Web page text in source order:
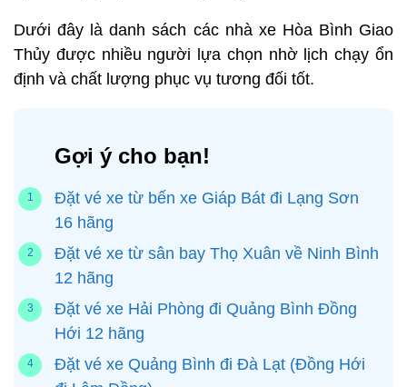
Dưới đây là danh sách các nhà xe Hòa Bình Giao
Thủy được nhiều người lựa chọn nhờ lịch chạy ổn
định và chất lượng phục vụ tương đối tốt.
Gợi ý cho bạn!
Đặt vé xe từ bến xe Giáp Bát đi Lạng Sơn
16 hãng
Đặt vé xe từ sân bay Thọ Xuân về Ninh Bình
12 hãng
Đặt vé xe Hải Phòng đi Quảng Bình Đồng
Hới 12 hãng
Đặt vé xe Quảng Bình đi Đà Lạt (Đồng Hới